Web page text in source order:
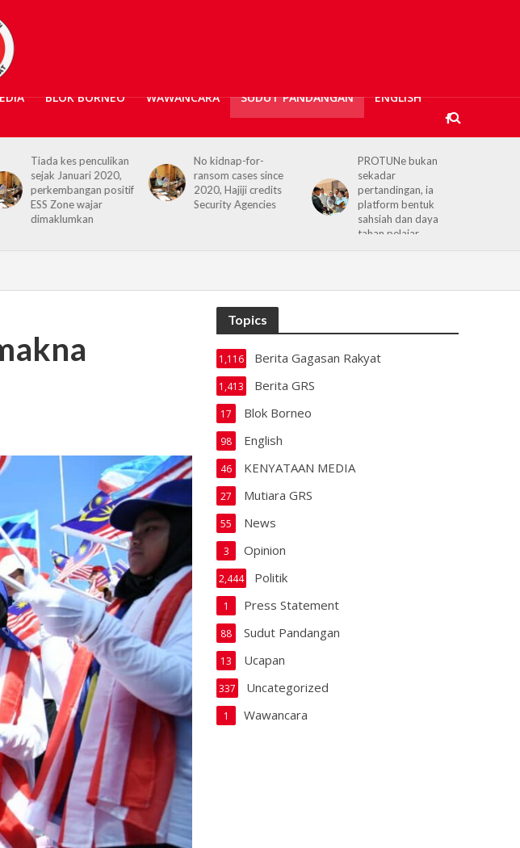
BLOK BORNEO WAWANCARA SUDUT PANDANGAN ENGLISH
No kidnap-for-
ransom cases since
2020, Hajiji credits
Security Agencies
PROTUNe bukan
sekadar
pertandingan, ia
platform bentuk
sahsiah dan daya
Hajiji receives UK High
reaffirms enduring
Sabah–UK ties
Topics
Berita Gagasan Rakyat
1,116
Berita GRS
1,413
Blok Borneo
17
English
98
KENYATAAN MEDIA
46
Mutiara GRS
27
News
55
Opinion
3
Politik
2,444
Press Statement
1
Sudut Pandangan
88
Ucapan
13
Uncategorized
337
Wawancara
1